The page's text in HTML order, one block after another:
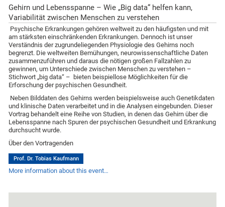
Gehirn und Lebensspanne – Wie „Big data“ helfen kann,
Variabilität zwischen Menschen zu verstehen
Psychische Erkrankungen gehören weltweit zu den häufigsten und mit
am stärksten einschränkenden Erkrankungen. Dennoch ist unser
Verständnis der zugrundeliegenden Physiologie des Gehirns noch
begrenzt. Die weltweiten Bemühungen, neurowissenschaftliche Daten
zusammenzuführen und daraus die nötigen großen Fallzahlen zu
gewinnen, um Unterschiede zwischen Menschen zu verstehen –
Stichwort „big data“ – bieten beispiellose Möglichkeiten für die
Erforschung der psychischen Gesundheit.
Neben Bilddaten des Gehirns werden beispielsweise auch Genetikdaten
und klinische Daten verarbeitet und in die Analysen eingebunden. Dieser
Vortrag behandelt eine Reihe von Studien, in denen das Gehirn über die
Lebensspanne nach Spuren der psychischen Gesundheit und Erkrankung
durchsucht wurde.
Über den Vortragenden
Prof. Dr. Tobias Kaufmann
More information about this event…